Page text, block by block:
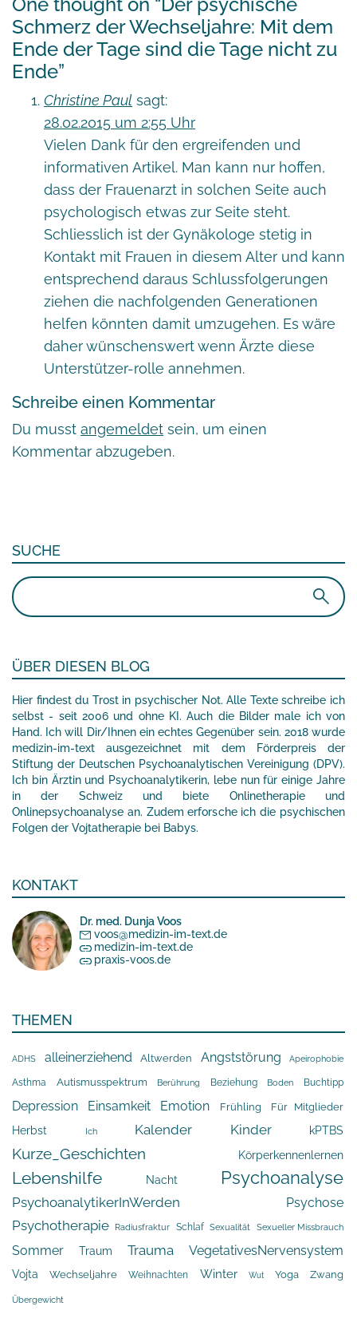
Schmerz der Wechseljahre: Mit dem
Ende der Tage sind die Tage nicht zu
Ende”
Christine Paul sagt:
28.02.2015 um 2:55 Uhr
Vielen Dank für den ergreifenden und
informativen Artikel. Man kann nur hoffen,
dass der Frauenarzt in solchen Seite auch
psychologisch etwas zur Seite steht.
Schliesslich ist der Gynäkologe stetig in
Kontakt mit Frauen in diesem Alter und kann
entsprechend daraus Schlussfolgerungen
ziehen die nachfolgenden Generationen
helfen könnten damit umzugehen. Es wäre
daher wünschenswert wenn Ärzte diese
Unterstützer-rolle annehmen.
Schreibe einen Kommentar
Du musst angemeldet sein, um einen
Kommentar abzugeben.
SUCHE
Suchen
nach:
ÜBER DIESEN BLOG
Hier findest du Trost in psychischer Not. Alle Texte schreibe ich
selbst - seit 2006 und ohne KI. Auch die Bilder male ich von
Hand. Ich will Dir/Ihnen ein echtes Gegenüber sein. 2018 wurde
medizin-im-text ausgezeichnet mit dem Förderpreis der
Stiftung der Deutschen Psychoanalytischen Vereinigung (DPV).
Ich bin Ärztin und Psychoanalytikerin, lebe nun für einige Jahre
in der Schweiz und biete Onlinetherapie und
Onlinepsychoanalyse an. Zudem erforsche ich die psychischen
Folgen der Vojtatherapie bei Babys.
KONTAKT
Dr. med. Dunja Voos
voos@medizin-im-text.de
medizin-im-text.de
praxis-voos.de
THEMEN
ADHS alleinerziehend Altwerden Angststörung Apeirophobie
Asthma Autismusspektrum Berührung Beziehung Boden Buchtipp
Depression Einsamkeit Emotion Frühling Für Mitglieder
Herbst Ich Kalender Kinder kPTBS
Kurze_Geschichten Körperkennenlernen
Lebenshilfe Nacht Psychoanalyse
PsychoanalytikerInWerden Psychose
Psychotherapie Radiusfraktur Schlaf Sexualität Sexueller Missbrauch
Sommer Traum Trauma VegetativesNervensystem
Vojta Wechseljahre Weihnachten Winter Wut Yoga Zwang
Übergewicht